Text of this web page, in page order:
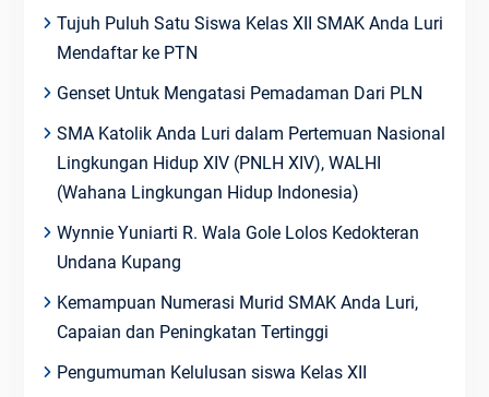
Tujuh Puluh Satu Siswa Kelas XII SMAK Anda Luri
Mendaftar ke PTN
Genset Untuk Mengatasi Pemadaman Dari PLN
SMA Katolik Anda Luri dalam Pertemuan Nasional
Lingkungan Hidup XIV (PNLH XIV), WALHI
(Wahana Lingkungan Hidup Indonesia)
Wynnie Yuniarti R. Wala Gole Lolos Kedokteran
Undana Kupang
Kemampuan Numerasi Murid SMAK Anda Luri,
Capaian dan Peningkatan Tertinggi
Pengumuman Kelulusan siswa Kelas XII